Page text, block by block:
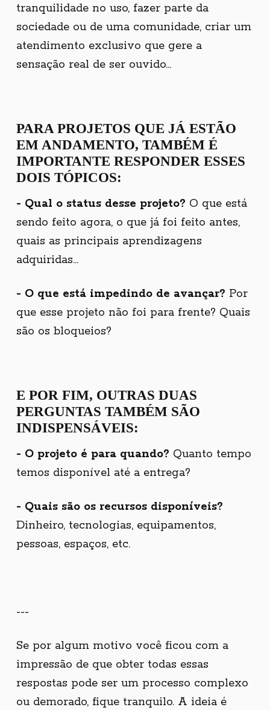
tranquilidade no uso, fazer parte da
sociedade ou de uma comunidade, criar um
atendimento exclusivo que gere a
sensação real de ser ouvido...
PARA PROJETOS QUE JÁ ESTÃO
EM ANDAMENTO, TAMBÉM É
IMPORTANTE RESPONDER ESSES
DOIS TÓPICOS:
- Qual o status desse projeto? O que está
sendo feito agora, o que já foi feito antes,
quais as principais aprendizagens
adquiridas...
- O que está impedindo de avançar? Por
que esse projeto não foi para frente? Quais
são os bloqueios?
E POR FIM, OUTRAS DUAS
PERGUNTAS TAMBÉM SÃO
INDISPENSÁVEIS:
- O projeto é para quando? Quanto tempo
temos disponível até a entrega?
- Quais são os recursos disponíveis?
Dinheiro, tecnologias, equipamentos,
pessoas, espaços, etc.
---
Se por algum motivo você ficou com a
impressão de que obter todas essas
respostas pode ser um processo complexo
ou demorado, fique tranquilo. A ideia é